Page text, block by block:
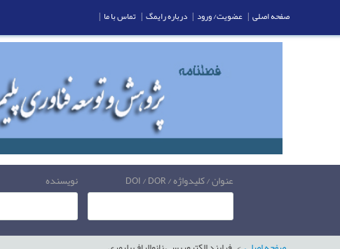
عنوان / کلیدواژه / DOI / DOR نویسنده
صفحه اصلی | عضویت/ ورود | درباره رایمگ | تماس با ما |